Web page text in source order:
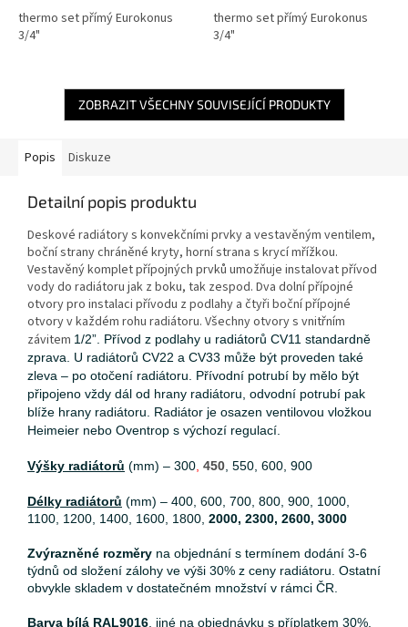
thermo set přímý Eurokonus
3/4"
thermo set přímý Eurokonus
3/4"
ZOBRAZIT VŠECHNY SOUVISEJÍCÍ PRODUKTY
Popis Diskuze
Detailní popis produktu
Deskové radiátory s konvekčními prvky a vestavěným ventilem,
boční strany chráněné kryty, horní strana s krycí mřížkou.
Vestavěný komplet přípojných prvků umožňuje instalovat přívod
vody do radiátoru jak z boku, tak zespod. Dva dolní přípojné
otvory pro instalaci přívodu z podlahy a čtyři boční přípojné
otvory v každém rohu radiátoru. Všechny otvory s vnitřním
závitem 1/2”. Přívod z podlahy u radiátorů CV11 standardně
zprava. U radiátorů CV22 a CV33 může být proveden také
zleva – po otočení radiátoru. Přívodní potrubí by mělo být
připojeno vždy dál od hrany radiátoru, odvodní potrubí pak
blíže hrany radiátoru. Radiátor je osazen ventilovou vložkou
Heimeier nebo Oventrop s výchozí regulací.
Výšky radiátorů (mm) – 300 450 , 550, 600, 900
Délky radiátorů (mm) – 400, 600, 700, 800, 900, 1000,
1100, 1200, 1400, 1600, 1800, 2000, 2300, 2600, 3000
Zvýrazněné rozměry na objednání s termínem dodání 3-6
týdnů od složení zálohy ve výši 30% z ceny radiátoru. Ostatní
obvykle skladem v dostatečném množství v rámci ČR.
Barva bílá RAL9016 , jiné na objednávku s příplatkem 30%.